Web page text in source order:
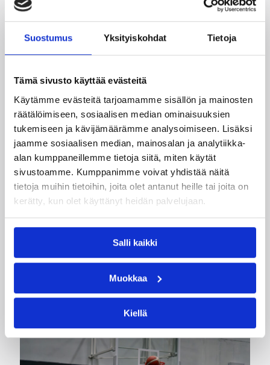
Suostumus Yksityiskohdat Tietoja
Tämä sivusto käyttää evästeitä
Käytämme evästeitä tarjoamamme sisällön ja mainosten
räätälöimiseen, sosiaalisen median ominaisuuksien
tukemiseen ja kävijämäärämme analysoimiseen. Lisäksi
jaamme sosiaalisen median, mainosalan ja analytiikka-
alan kumppaneillemme tietoja siitä, miten käytät
sivustoamme. Kumppanimme voivat yhdistää näitä
tietoja muihin tietoihin, joita olet antanut heille tai joita on
kerätty, kun olet käyttänyt heidän palvelujaan.
Salli kaikki
Muokkaa
Kiellä
Valmentajat09.07.2026 07:44
Matthias Zollner esiintyjäksi
FABC:n valmentajaklinikkalle
Mainioista esityksistään tunnettu Matthias
Zollner esiintyy Namika Areenalla Helsingissä
kansainvälisen valmentajaklinikalla 29.-30.8